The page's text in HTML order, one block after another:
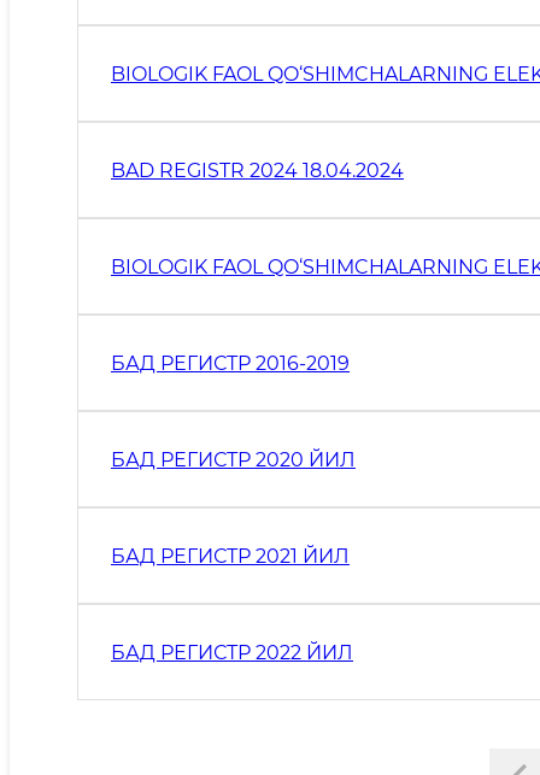
BIOLOGIK FAOL QO‘SHIMCHALARNING
BAD REGISTR 2024 18.04.2024
BIOLOGIK FAOL QO‘SHIMCHALARNING
БАД РЕГИСТР 2016-2019
БАД РЕГИСТР 2020 ЙИЛ
БАД РЕГИСТР 2021 ЙИЛ
БАД РЕГИСТР 2022 ЙИЛ